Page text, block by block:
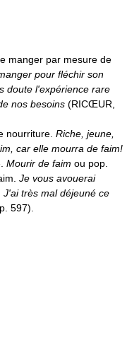
manger par mesure de
pour fléchir son
doute l'expérience rare
nos besoins (RICŒUR,
nourriture. Riche, jeune,
car elle mourra de faim!
Mourir de faim ou pop.
Je vous avouerai
très mal déjeuné ce
597).